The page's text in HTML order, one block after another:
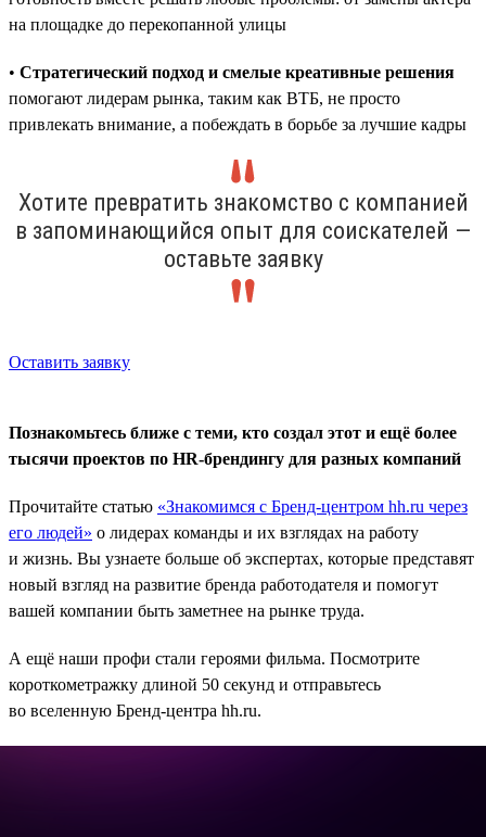
на площадке до перекопанной улицы
• Стратегический подход и смелые креативные решения
помогают лидерам рынка, таким как ВТБ, не просто
привлекать внимание, а побеждать в борьбе за лучшие кадры
Хотите превратить знакомство с компанией
в запоминающийся опыт для соискателей —
оставьте заявку
Оставить заявку
Познакомьтесь ближе с теми, кто создал этот и ещё более
тысячи проектов по HR-брендингу для разных компаний
Прочитайте статью «Знакомимся с Бренд-центром hh.ru через
его людей» о лидерах команды и их взглядах на работу
и жизнь. Вы узнаете больше об экспертах, которые представят
новый взгляд на развитие бренда работодателя и помогут
вашей компании быть заметнее на рынке труда.
А ещё наши профи стали героями фильма. Посмотрите
короткометражку длиной 50 секунд и отправьтесь
во вселенную Бренд-центра hh.ru.